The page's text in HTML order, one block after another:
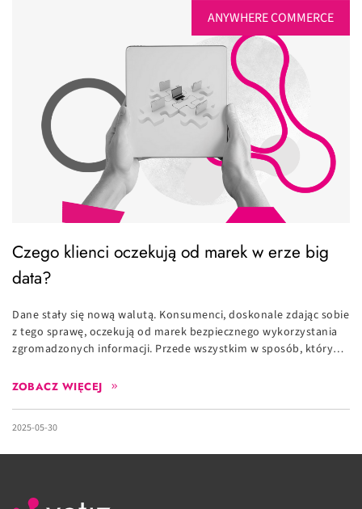
ANYWHERE COMMERCE
Czego klienci oczekują od marek w erze big
data?
Dane stały się nową walutą. Konsumenci, doskonale zdając sobie
z tego sprawę, oczekują od marek bezpiecznego wykorzystania
zgromadzonych informacji. Przede wszystkim w sposób, który…
ZOBACZ WIĘCEJ
2025-05-30